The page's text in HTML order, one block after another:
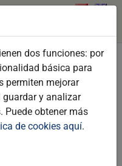
SINGULARES
jerezana plaza del
dos funciones: por
básica para
permiten mejorar
y analizar
Puede obtener más
de cookies aquí.